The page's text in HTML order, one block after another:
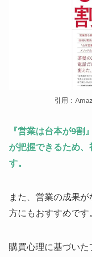
引用：
『営業は台本が9割
が把握できるため
す。
また、営業の成果
方にもおすすめです
購買心理に基づい